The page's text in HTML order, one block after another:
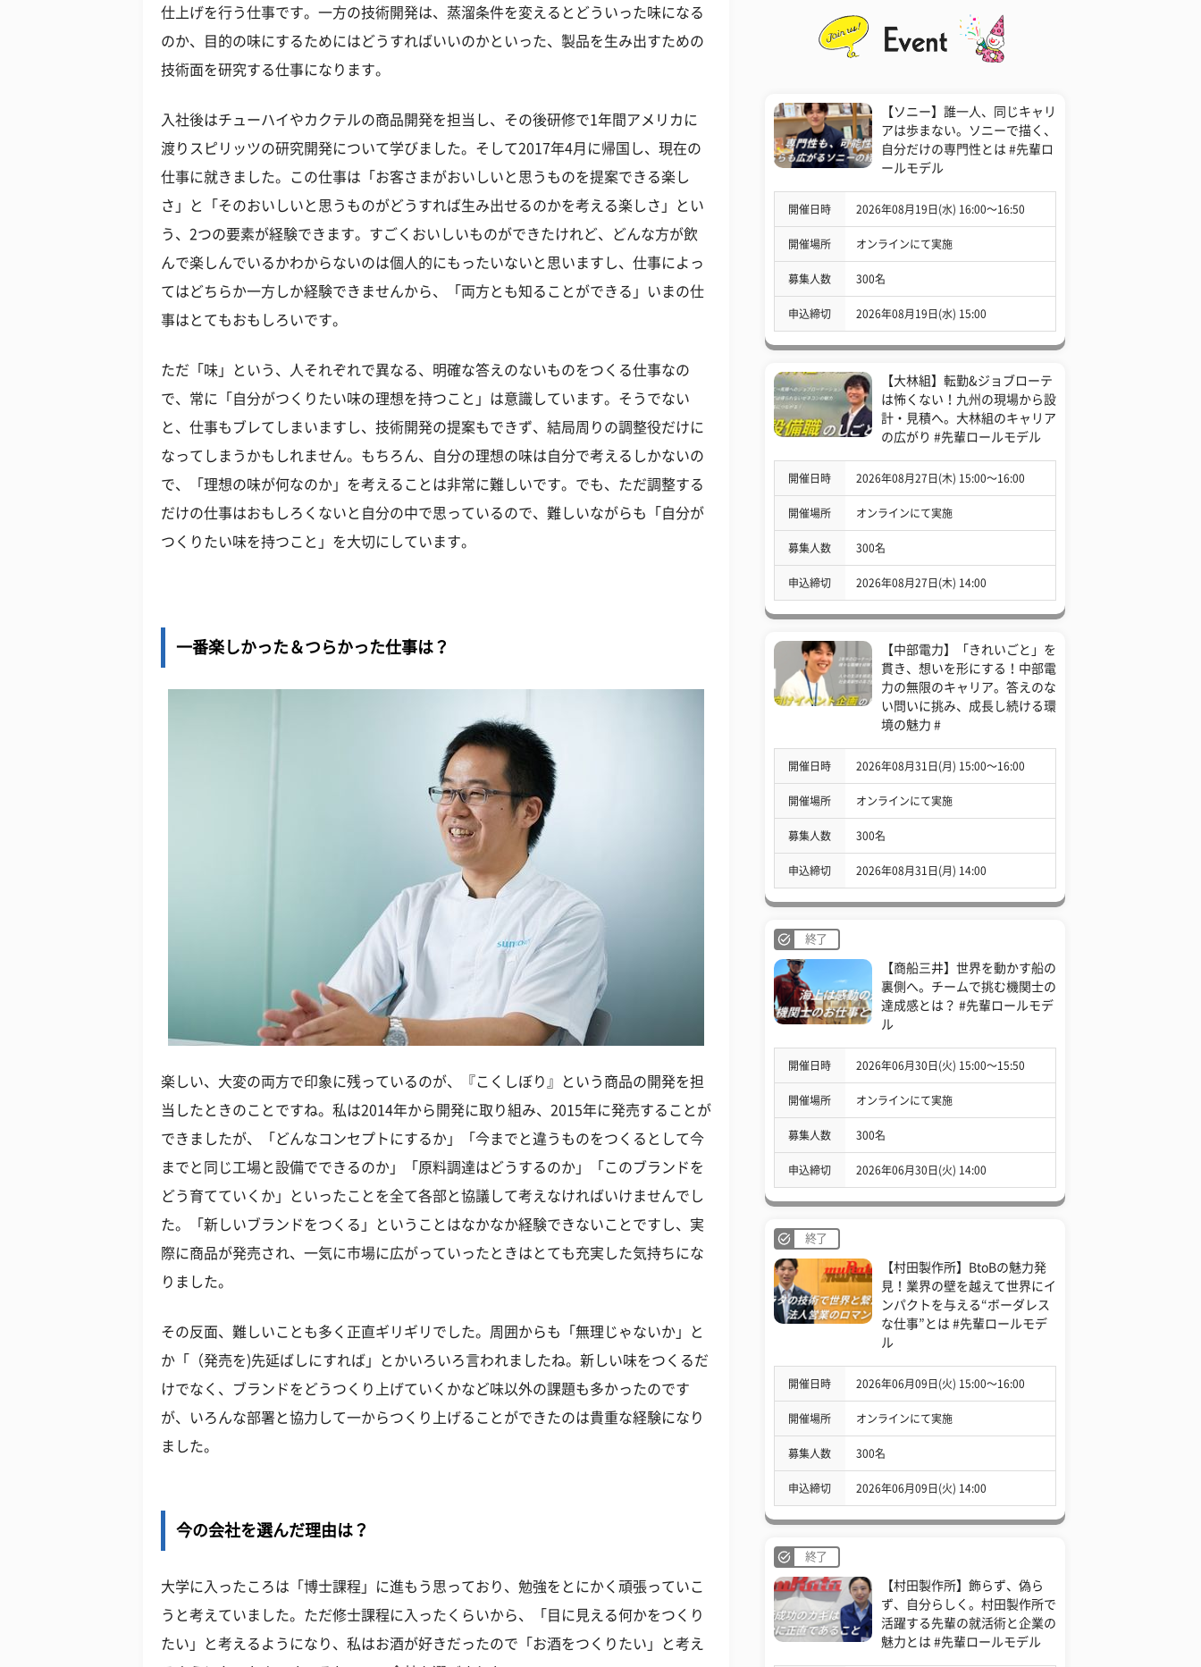
仕上げを行う仕事です。一方の技術開発は、蒸溜条件を変えるとどういった味になる
のか、目的の味にするためにはどうすればいいのかといった、製品を生み出すための
技術面を研究する仕事になります。
入社後はチューハイやカクテルの商品開発を担当し、その後研修で1年間アメリカに
渡りスピリッツの研究開発について学びました。そして2017年4月に帰国し、現在の
仕事に就きました。この仕事は「お客さまがおいしいと思うものを提案できる楽し
さ」と「そのおいしいと思うものがどうすれば生み出せるのかを考える楽しさ」とい
う、2つの要素が経験できます。すごくおいしいものができたけれど、どんな方が飲
んで楽しんでいるかわからないのは個人的にもったいないと思いますし、仕事によっ
てはどちらか一方しか経験できませんから、「両方とも知ることができる」いまの仕
事はとてもおもしろいです。
ただ「味」という、人それぞれで異なる、明確な答えのないものをつくる仕事なの
で、常に「自分がつくりたい味の理想を持つこと」は意識しています。そうでない
と、仕事もブレてしまいますし、技術開発の提案もできず、結局周りの調整役だけに
なってしまうかもしれません。もちろん、自分の理想の味は自分で考えるしかないの
で、「理想の味が何なのか」を考えることは非常に難しいです。でも、ただ調整する
だけの仕事はおもしろくないと自分の中で思っているので、難しいながらも「自分が
つくりたい味を持つこと」を大切にしています。
一番楽しかった＆つらかった仕事は？
楽しい、大変の両方で印象に残っているのが、『こくしぼり』という商品の開発を担
当したときのことですね。私は2014年から開発に取り組み、2015年に発売することが
できましたが、「どんなコンセプトにするか」「今までと違うものをつくるとして今
までと同じ工場と設備でできるのか」「原料調達はどうするのか」「このブランドを
どう育てていくか」といったことを全て各部と協議して考えなければいけませんでし
た。「新しいブランドをつくる」ということはなかなか経験できないことですし、実
際に商品が発売され、一気に市場に広がっていったときはとても充実した気持ちにな
りました。
その反面、難しいことも多く正直ギリギリでした。周囲からも「無理じゃないか」と
か「（発売を)先延ばしにすれば」とかいろいろ言われましたね。新しい味をつくるだ
けでなく、ブランドをどうつくり上げていくかなど味以外の課題も多かったのです
が、いろんな部署と協力して一からつくり上げることができたのは貴重な経験になり
ました。
今の会社を選んだ理由は？
大学に入ったころは「博士課程」に進もう思っており、勉強をとにかく頑張っていこ
うと考えていました。ただ修士課程に入ったくらいから、「目に見える何かをつくり
たい」と考えるようになり、私はお酒が好きだったので「お酒をつくりたい」と考え
【ソニー】誰一人、同じキャリ
アは歩まない。ソニーで描く、
自分だけの専門性とは #先輩ロ
ールモデル
開催日時 2026年08月19日(水) 16:00〜16:50
開催場所 オンラインにて実施
募集人数 300名
申込締切 2026年08月19日(水) 15:00
【大林組】転勤&ジョブローテ
は怖くない！九州の現場から設
計・見積へ。大林組のキャリア
の広がり #先輩ロールモデル
開催日時 2026年08月27日(木) 15:00〜16:00
開催場所 オンラインにて実施
募集人数 300名
申込締切 2026年08月27日(木) 14:00
【中部電力】「きれいごと」を
貫き、想いを形にする！中部電
力の無限のキャリア。答えのな
い問いに挑み、成長し続ける環
境の魅力 #
開催日時 2026年08月31日(月) 15:00〜16:00
開催場所 オンラインにて実施
募集人数 300名
申込締切 2026年08月31日(月) 14:00
終了
【商船三井】世界を動かす船の
裏側へ。チームで挑む機関士の
達成感とは？ #先輩ロールモデ
ル
開催日時 2026年06月30日(火) 15:00〜15:50
開催場所 オンラインにて実施
募集人数 300名
申込締切 2026年06月30日(火) 14:00
終了
【村田製作所】BtoBの魅力発
見！業界の壁を越えて世界にイ
ンパクトを与える“ボーダレス
な仕事”とは #先輩ロールモデ
ル
開催日時 2026年06月09日(火) 15:00〜16:00
開催場所 オンラインにて実施
募集人数 300名
申込締切 2026年06月09日(火) 14:00
終了
【村田製作所】飾らず、偽ら
ず、自分らしく。村田製作所で
活躍する先輩の就活術と企業の
魅力とは #先輩ロールモデル